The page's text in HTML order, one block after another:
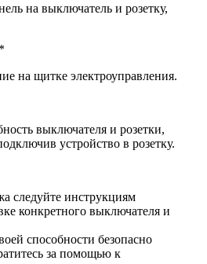
на выключатель и розетку,
на щитке электроуправления.
выключателя и розетки,
устройство в розетку.
следуйте инструкциям
конкретного выключателя и
способности безопасно
за помощью к